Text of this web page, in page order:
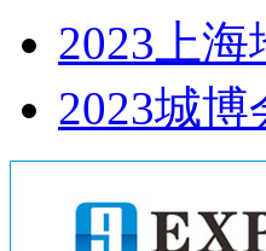
2023上
2023城